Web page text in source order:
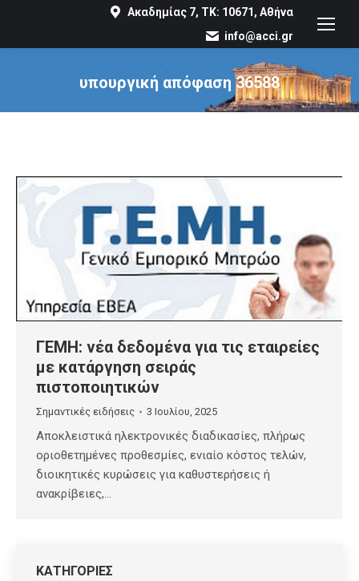
Ακαδημίας 7, ΤΚ: 10671, Αθήνα
info@acci.gr
υπουργική απόφαση 36588
You are here:
ΓΕΜΗ: νέα δεδομένα για τις εταιρείες
με κατάργηση σειράς
πιστοποιητικών
Σημαντικές ειδήσεις 3 Ιουλίου, 2025
Αποκλειστικά ηλεκτρονικές διαδικασίες, πλήρως
οριοθετημένες προθεσμίες, ενιαίο κόστος τελών,
διοικητικές κυρώσεις για καθυστερήσεις ή
ανακρίβειες,…
ΚΑΤΗΓΟΡΙΕΣ